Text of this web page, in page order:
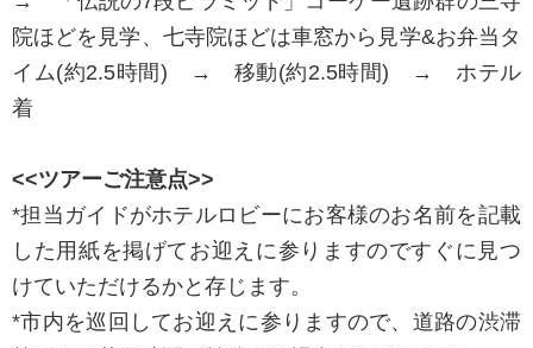
院ほどを見学、七寺院ほどは車窓から見学&お弁当タ
イム(約2.5時間) → 移動(約2.5時間) → ホテル
着
<<ツアーご注意点>>
*担当ガイドがホテルロビーにお客様のお名前を記載
した用紙を掲げてお迎えに参りますのですぐに見つ
けていただけるかと存じます。
*市内を巡回してお迎えに参りますので、道路の渋滞